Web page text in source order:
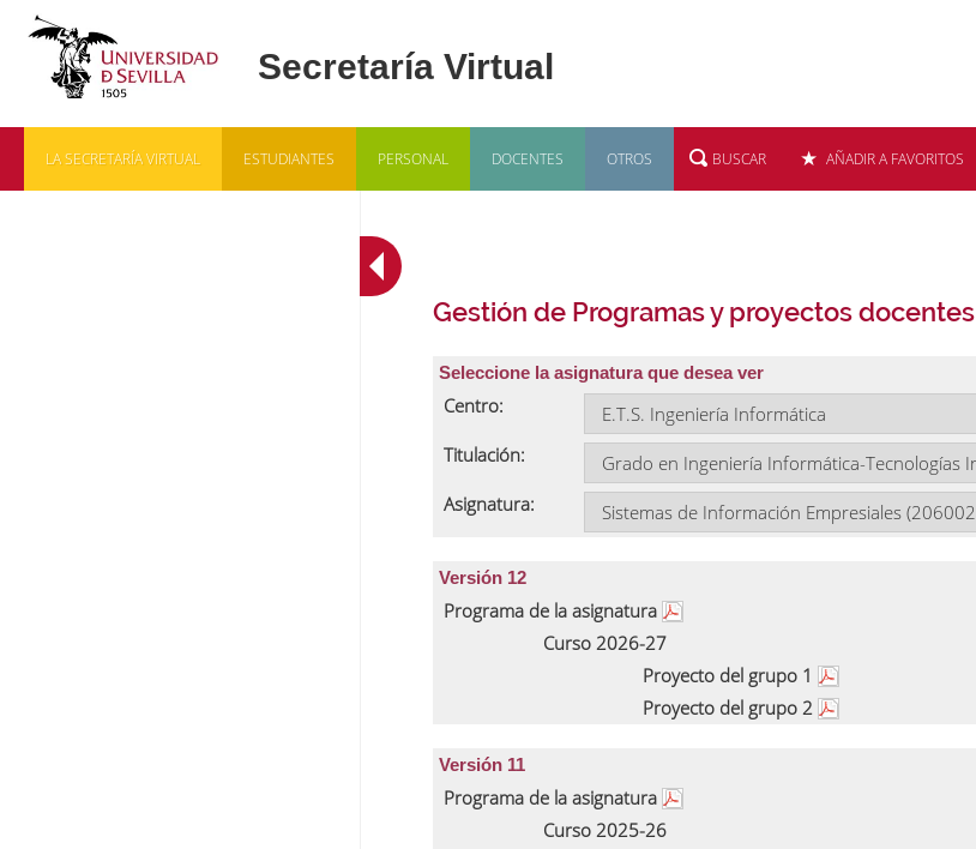
LA SECRETARÍA VIRTUAL ESTUDIANTES PERSONAL DOCENTES OTROS BUSCAR AÑADIR A FAVORITOS
Gestión de Programas y proyectos docentes
Seleccione la asignatura que desea ver
Centro:
Titulación:
Asignatura:
Versión 12
Programa de la asignatura
Curso 2026-27
Proyecto del grupo 1
Proyecto del grupo 2
Versión 11
Programa de la asignatura
Curso 2025-26